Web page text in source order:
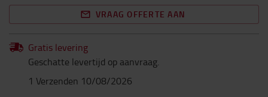
VRAAG OFFERTE AAN
Gratis levering
Geschatte levertijd op aanvraag.
1 Verzenden 10/08/2026